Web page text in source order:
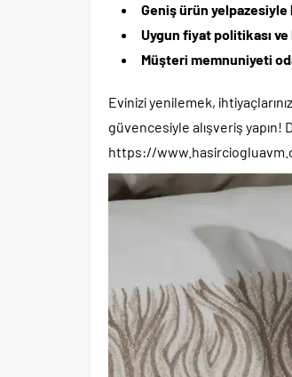
Geniş ürün
Uygun fiyat politikası
Müşteri memnuniyeti
Evinizi yenilemek,
güvencesiyle alışveriş
https://